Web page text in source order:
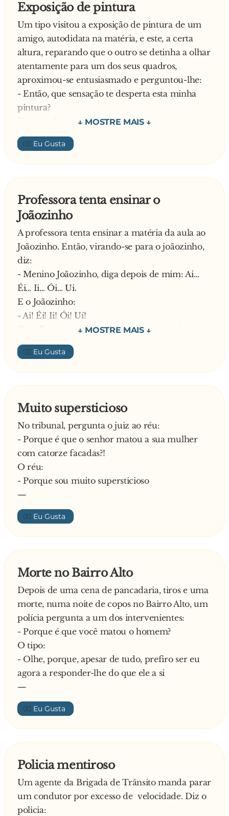
Exposição de pintura
Um tipo visitou a exposição de pintura de um
amigo, autodidata na matéria, e este, a certa
altura, reparando que o outro se detinha a olhar
atentamente para um dos seus quadros,
aproximou-se entusiasmado e perguntou-lhe:
- Então, que sensação te desperta esta minha
pintura?
- Faz-me crescer água na boca
Admirado, pergunta o pintor:
- Um pôr do sol faz-te crescer água na boca?!
Responde o amigo:
—
👍🏼
Professora tenta ensinar o
Joãozinho
A professora tenta ensinar a matéria da aula ao
Joãozinho. Então, virando-se para o joãozinho,
diz:
- Menino Joãozinho, diga depois de mim: Ai…
Éi… Ii… Ói… Ui.
E o Joãozinho:
- Ai! Éi! Ii! Ói! Uí!
Orgulhosa a professora, mas mesmo assim
decide ainda corrigir o menino:
- Joãozinho, não é UÍ, é UI. Então disse tudo
bem e não é capaz de dizer UI? Diga lá, Ui!
Outra tentativa do Joãozinho:
Ainda não satisfeita a professora:
- Não, não é nada disso! Então o que é que o
menino diz quando se queima, por exemplo?
E o Joãozinho:
- p**...!
👍🏼
Muito supersticioso
No tribunal, pergunta o juiz ao réu:
- Porque é que o senhor matou a sua mulher
com catorze facadas?!
O réu:
- Porque sou muito supersticioso
—
👍🏼
Morte no Bairro Alto
Depois de uma cena de pancadaria, tiros e uma
morte, numa noite de copos no Bairro Alto, um
polícia pergunta a um dos intervenientes:
- Porque é que você matou o homem?
O tipo:
- Olhe, porque, apesar de tudo, prefiro ser eu
agora a responder-lhe do que ele a si
—
👍🏼
Policia mentiroso
Um agente da Brigada de Trânsito manda parar
um condutor por excesso de velocidade. Diz o
policia: